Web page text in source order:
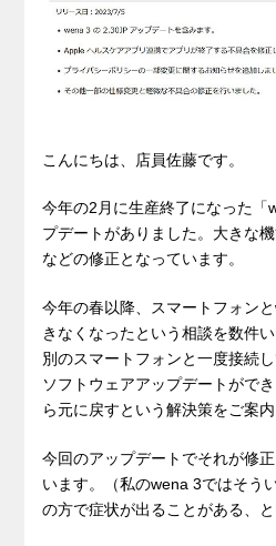
こんにちは、店員佐藤です。
今年の2月に生産終了になった「
プデートがありました。大きな
などの修正となっています。
今年の春以降、スマートフォン
きなくなったという相談を数件
別のスマートフォンと一度接続
ソフトウェアアップデートがで
ら元に戻すという解決策をご案内
今回のアップデートでそれが修
います。（私のwena 3ではそう
の方で症状が出ることがある、と